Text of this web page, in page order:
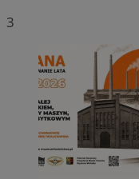
3